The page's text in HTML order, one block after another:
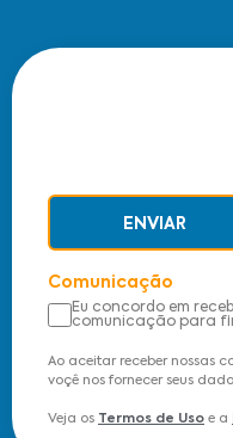
Comunicação
Eu concordo em
comunicação para
Ao aceitar receber nossas
voçê nos fornecer seus
Veja os Termos de Uso e a
ENVIAR